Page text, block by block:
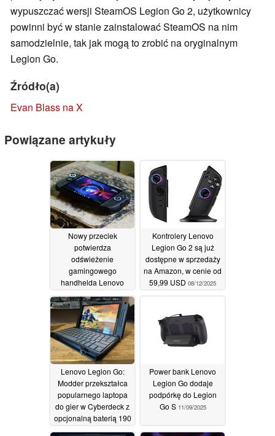
wypuszczać wersji SteamOS Legion Go 2, użytkownicy
powinni być w stanie zainstalować SteamOS na nim
samodzielnie, tak jak mogą to zrobić na oryginalnym
Legion Go.
Źródło(a)
Evan Blass na X
Powiązane artykuły
Nowy przeciek
potwierdza
odświeżenie
gamingowego
handhelda Lenovo
Legion Go 2 z
planowanymi tańszymi
modelami19/12/2025
Kontrolery Lenovo
Legion Go 2 są już
dostępne w sprzedaży
na Amazon, w cenie od
59,99 USD 08/12/2025
Lenovo Legion Go:
Modder przekształca
popularnego laptopa
do gier w Cyberdeck z
opcjonalną baterią 190
Wh12/09/2025
Power bank Lenovo
Legion Go dodaje
podpórkę do Legion
Go S 11/09/2025